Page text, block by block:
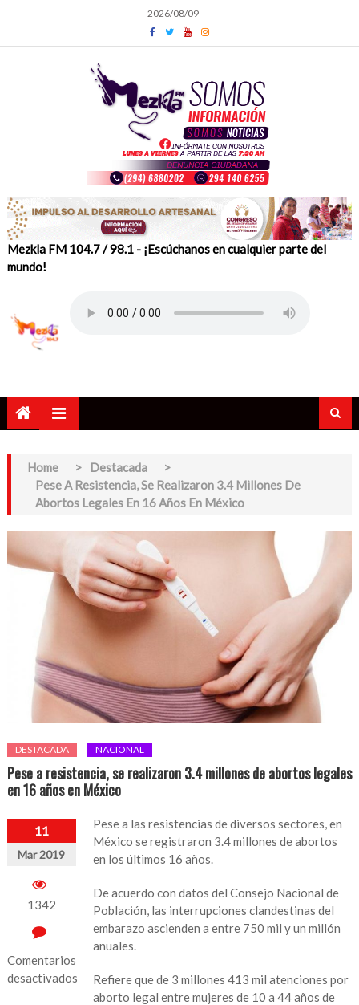
content
2026/08/09
Mezkla FM 104.7 / 98.1 - ¡Escúchanos en cualquier parte del
mundo!
Home > Destacada
>
Pese A Resistencia, Se Realizaron 3.4 Millones De
Abortos Legales En 16 Años En México
DESTACADA NACIONAL
Pese a resistencia, se realizaron 3.4 millones de abortos legales
en 16 años en México
11
Mar 2019
1342
Comentarios
desactivados
Pese a las resistencias de diversos sectores, en
México se registraron 3.4 millones de abortos
en los últimos 16 años.
De acuerdo con datos del Consejo Nacional de
Población, las interrupciones clandestinas del
embarazo ascienden a entre 750 mil y un millón
anuales.
Refiere que de 3 millones 413 mil atenciones por
aborto legal entre mujeres de 10 a 44 años de